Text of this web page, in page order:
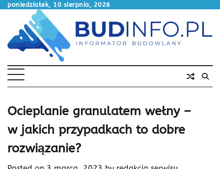
Skip
content
poniedziałek, 10 sierpnia, 2026
Ocieplanie granulatem wełny –
w jakich przypadkach to dobre
rozwiązanie?